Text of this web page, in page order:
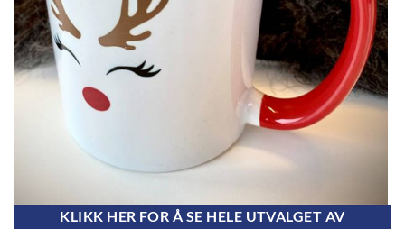
KLIKK HER FOR Å SE HELE UTVALGET AV